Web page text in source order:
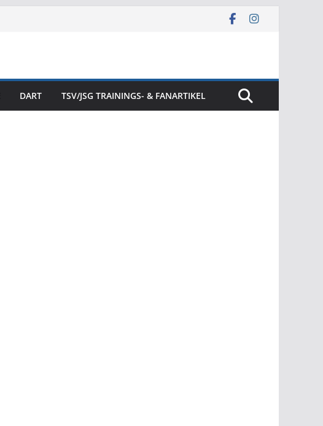
DART TSV/JSG TRAININGS- & FANARTIKEL